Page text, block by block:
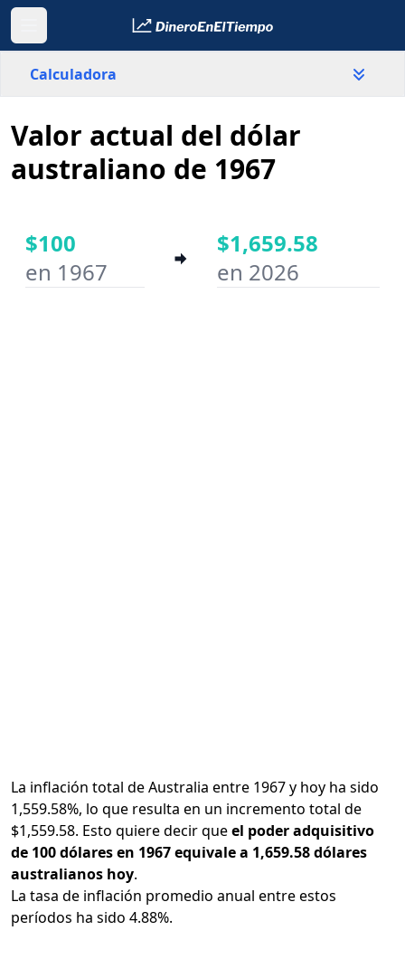
Calculadora
Australia
País
Año inicial
Valor actual del dólar
australiano de 1967
$100
en 1967
$1,659.58
en 2026
La inflación total de Australia entre 1967 y hoy ha sido
1,559.58%, lo que resulta en un incremento total de
$1,559.58. Esto quiere decir queel poder adquisitivo
de 100 dólares en 1967 equivale a 1,659.58 dólares
australianos hoy.
La tasa de inflación promedio anual entre estos
períodos ha sido 4.88%.